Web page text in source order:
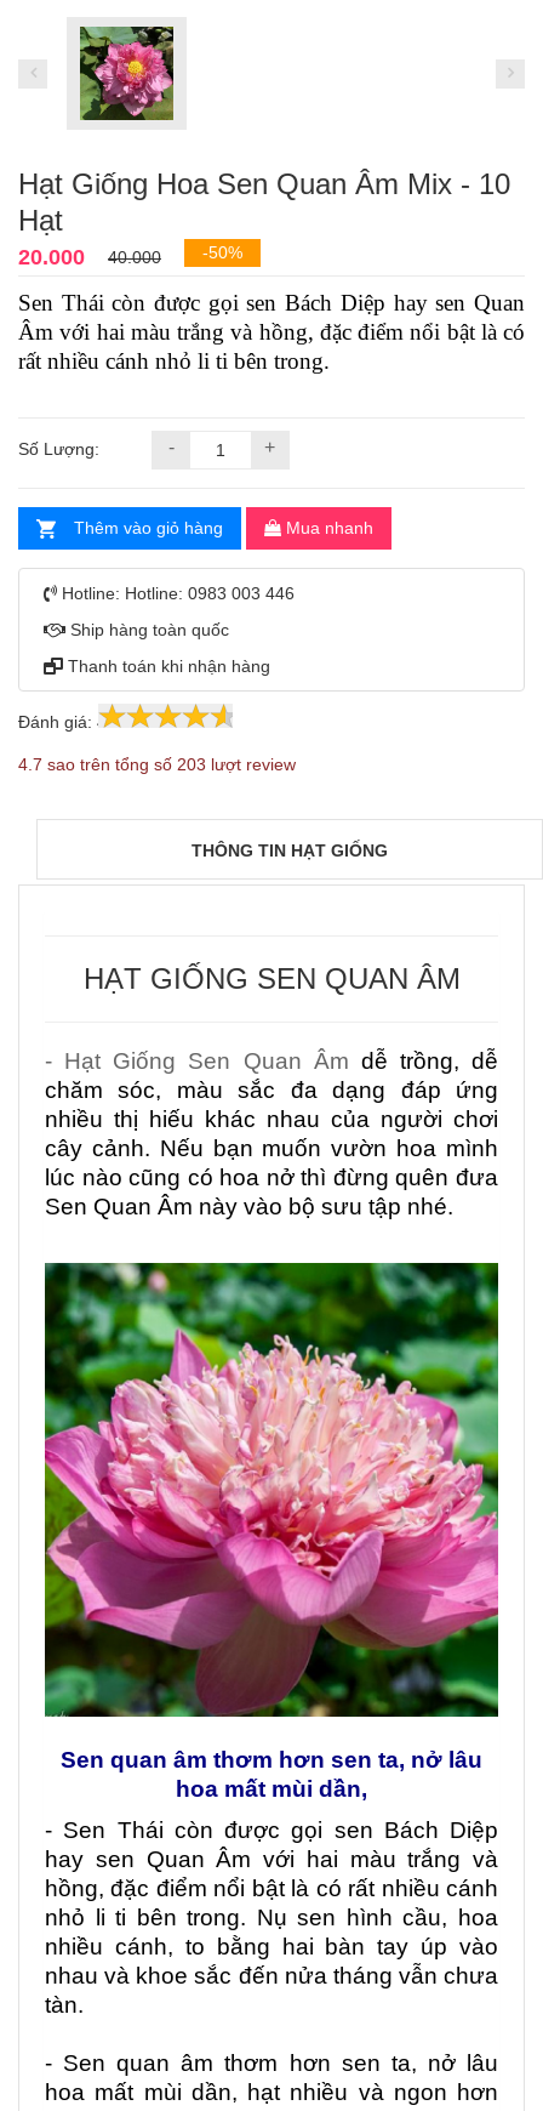
Hạt Giống Hoa Sen Quan Âm Mix - 10
Hạt
20.000 40.000 -50%
Sen Thái còn được gọi sen Bách Diệp hay sen Quan
Âm với hai màu trắng và hồng, đặc điểm nổi bật là có
rất nhiều cánh nhỏ li ti bên trong.
Số Lượng: - +
Thêm vào giỏ hàng Mua nhanh
Hotline: Hotline: 0983 003 446
Ship hàng toàn quốc
Thanh toán khi nhận hàng
Đánh giá: 4.7 203
4.7 sao trên tổng số 203 lượt review
THÔNG TIN HẠT GIỐNG
HẠT GIỐNG SEN QUAN ÂM
- Hạt Giống Sen Quan Âm dễ trồng, dễ
chăm sóc, màu sắc đa dạng đáp ứng
nhiều thị hiếu khác nhau của người chơi
cây cảnh. Nếu bạn muốn vườn hoa mình
lúc nào cũng có hoa nở thì đừng quên đưa
Sen Quan Âm này vào bộ sưu tập nhé.
Sen quan âm thơm hơn sen ta, nở lâu
hoa mất mùi dần,
- Sen Thái còn được gọi sen Bách Diệp
hay sen Quan Âm với hai màu trắng và
hồng, đặc điểm nổi bật là có rất nhiều cánh
nhỏ li ti bên trong. Nụ sen hình cầu, hoa
nhiều cánh, to bằng hai bàn tay úp vào
nhau và khoe sắc đến nửa tháng vẫn chưa
tàn.
- Sen quan âm thơm hơn sen ta, nở lâu
hoa mất mùi dần, hạt nhiều và ngon hơn